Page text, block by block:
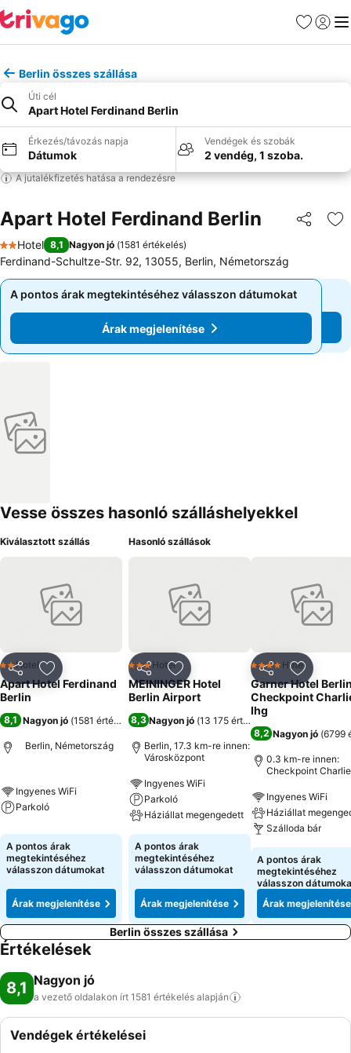
Kedvencek
Berlin összes szállása
Úti cél
Apart Hotel Ferdinand Berlin
Érkezés/távozás napja
Dátumok
Vendégek és szobák
2 vendég, 1 szoba.
A jutalékfizetés hatása a rendezésre
Apart Hotel Ferdinand Berlin
2 Kategória
Hotel 8,1 Nagyon jó (1581 értékelés)
Ferdinand-Schultze-Str. 92, 13055, Berlin, Németország
A pontos árak megtekintéséhez válasszon dátumokat
Árak megjelenítése
A pontos árak megtekintéséhez válasszon dátumokat
Árak megjelenítése
Vesse összes hasonló szálláshelyekkel
Kiválasztott szállás
MegosztásHozzáadás a kedvencekhez
2 Kategória
Hotel
Apart Hotel Ferdinand
Berlin
8,1 Nagyon jó (1581 értékelés)
Berlin, Németország
Ingyenes WiFi
Parkoló
A pontos árak
megtekintéséhez
válasszon dátumokat
Árak megjelenítése
Hasonló szállások
MegosztásHozzáadás a kedvencekhez
3 Kategória
Hotel
MEININGER Hotel
Berlin Airport
8,3 Nagyon jó (13 175 értékelés
Berlin, 17.3 km-re innen:
Városközpont
Ingyenes WiFi
Parkoló
Háziállat megengedett
A pontos árak
megtekintéséhez
válasszon dátumokat
Árak megjelenítése
Megosztás
4 Kategória
Hotel
Garner Hotel
Checkpoint
Ihg
8,2 Nagyon jó (6799
0.3 km-re innen:
Checkpoint Charlie
Ingyenes WiFi
Háziállat
Szálloda bár
A pontos árak
megtekintéséhez
válasszon
Árak megjelenítése
Berlin összes szállása
Értékelések
8,1 Nagyon jó
a vezető oldalakon írt 1581 értékelés alapján
Vendégek értékelései